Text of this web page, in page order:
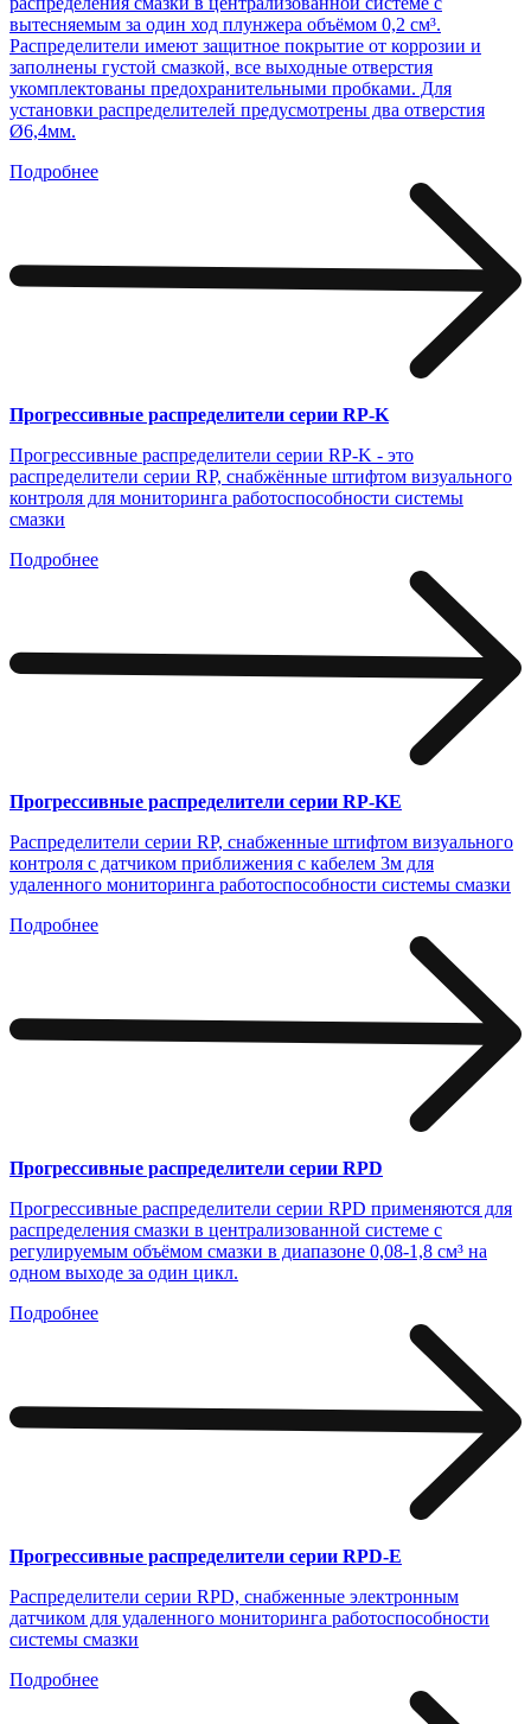
вытесняемым за один ход плунжера объёмом 0,2 см³.
Распределители имеют защитное покрытие от коррозии и
заполнены густой смазкой, все выходные отверстия
укомплектованы предохранительными пробками. Для
установки распределителей предусмотрены два отверстия
Ø6,4мм.
Подробнее
Прогрессивные распределители серии RP-K
Прогрессивные распределители серии RP-K - это
распределители серии RP, снабжённые штифтом визуального
контроля для мониторинга работоспособности системы
смазки
Подробнее
Прогрессивные распределители серии RP-KE
Распределители серии RP, снабженные штифтом визуального
контроля с датчиком приближения с кабелем 3м для
удаленного мониторинга работоспособности системы смазки
Подробнее
Прогрессивные распределители серии RPD
Прогрессивные распределители серии RPD применяются для
распределения смазки в централизованной системе с
регулируемым объёмом смазки в диапазоне 0,08-1,8 см³ на
одном выходе за один цикл.
Подробнее
Прогрессивные распределители серии RPD-E
Распределители серии RPD, снабженные электронным
датчиком для удаленного мониторинга работоспособности
системы смазки
Подробнее